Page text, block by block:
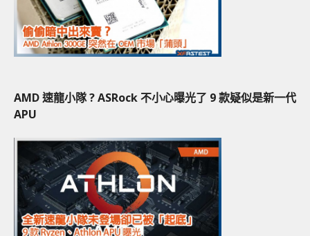
AMD 速龍小隊 ? ASRock 不小心曝光了 9 款疑似是新一代
APU